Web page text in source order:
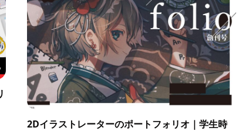
2Dイラストレーターのポートフォリオ｜学生時